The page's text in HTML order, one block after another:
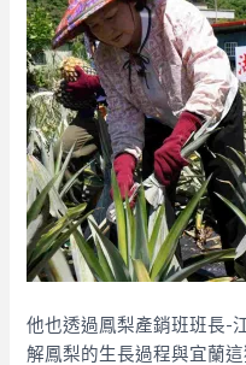
他也透過鳳梨產銷班班長-
解鳳梨的生長過程與宜蘭